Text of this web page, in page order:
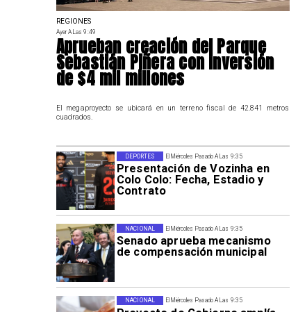
El Miércoles Pasado A Las 9:35
Presentación de Vozinha en
Colo Colo: Fecha, Estadio y
Contrato
DEPORTES
El Miércoles Pasado A Las 9:35
Senado aprueba mecanismo
de compensación municipal
NACIONAL
El Miércoles Pasado A Las 9:35
NACIONAL
REGIONES
Ayer A Las 9:49
Aprueban creación del Parque
Sebastián Piñera con inversión
de $4 mil millones
El megaproyecto se ubicará en un terreno fiscal de 42.841 metros
cuadrados.